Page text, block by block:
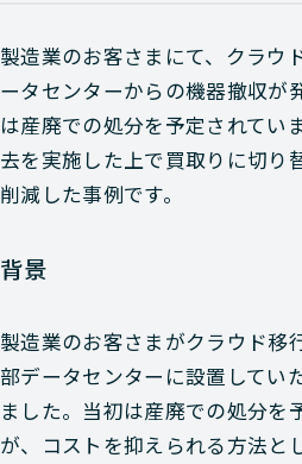
製造業のお客さまにて、クラウ
ータセンターからの機器撤収が
は産廃での処分を予定されてい
去を実施した上で買取りに切り
削減した事例です。
背景
製造業のお客さまがクラウド移
部データセンターに設置してい
ました。当初は産廃での処分を
が、コストを抑えられる方法と